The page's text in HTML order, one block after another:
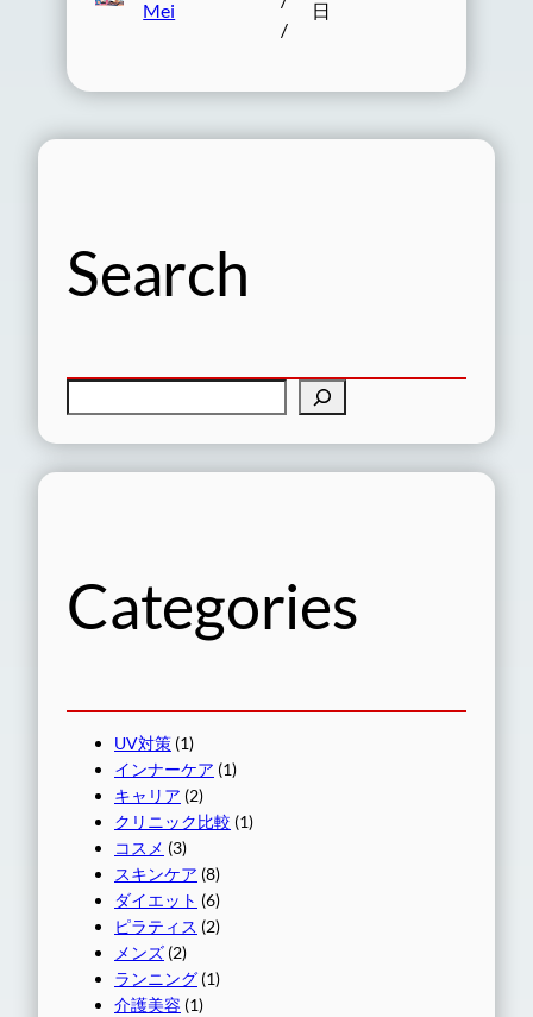
Mei
/
日
Search
Categories
UV対策 (1)
インナーケア (1)
キャリア (2)
クリニック比較 (1)
コスメ (3)
スキンケア (8)
ダイエット (6)
ピラティス (2)
メンズ (2)
ランニング (1)
介護美容 (1)